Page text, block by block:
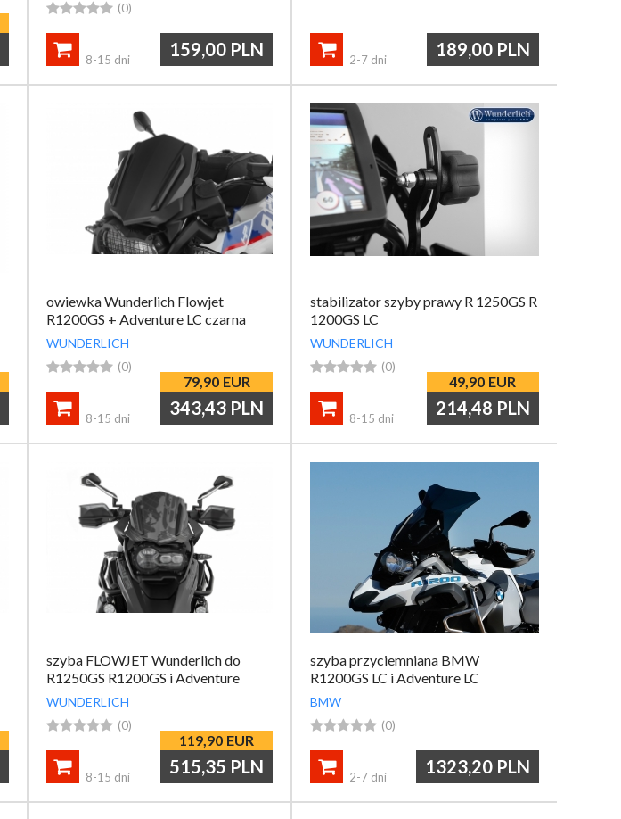
 (0)
159,00 PLN

8-15 dni 189,00 PLN

2-7 dni
owiewka Wunderlich Flowjet
R1200GS + Adventure LC czarna
WUNDERLICH
 (0)
79,90 EUR
343,43 PLN

8-15 dni
stabilizator szyby prawy R 1250GS R
1200GS LC
WUNDERLICH
 (0)
49,90 EUR
214,48 PLN

8-15 dni
szyba FLOWJET Wunderlich do
R1250GS R1200GS i Adventure
WUNDERLICH
 (0)
119,90 EUR
515,35 PLN

8-15 dni
szyba przyciemniana BMW
R1200GS LC i Adventure LC
BMW
 (0)
1323,20 PLN

2-7 dni